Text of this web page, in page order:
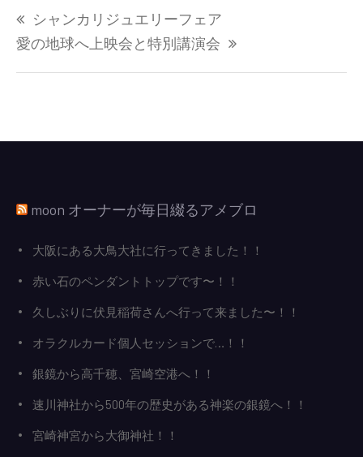
稿
ナ
シャンカリジュエリーフェア
愛の地球へ上映会と特別講演会
moon オーナーが毎日綴るアメブロ
大阪にある大鳥大社に行ってきました！！
赤い石のペンダントトップです〜！！
久しぶりに伏見稲荷さんへ行って来ました〜！！
オラクルカード個人セッションで…！！
銀鏡から高千穂、宮崎空港へ！！
速川神社から500年の歴史がある神楽の銀鏡へ！！
宮崎神宮から大御神社！！